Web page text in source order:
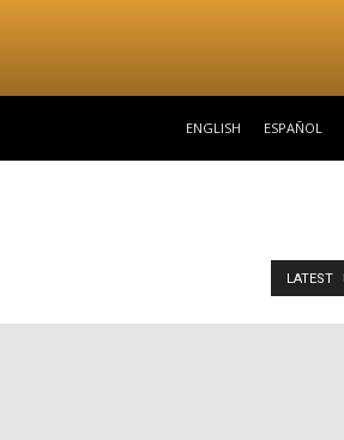
ENGLISH ESPAÑOL
LATEST